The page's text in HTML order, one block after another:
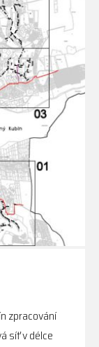
zpracování
síť v délce